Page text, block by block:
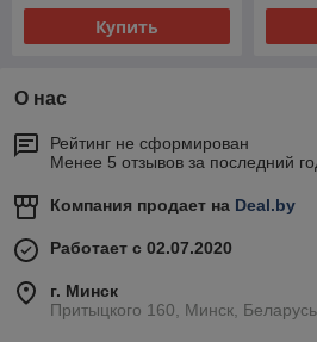
Купить
О нас
Рейтинг не сформирован
Менее 5 отзывов за последний
Компания продает на Deal.by
Работает с 02.07.2020
г. Минск
Притыцкого 160, Минск, Беларусь